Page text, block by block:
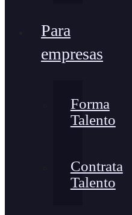
Para
empresas
Forma
Talento
Contrata
Talento